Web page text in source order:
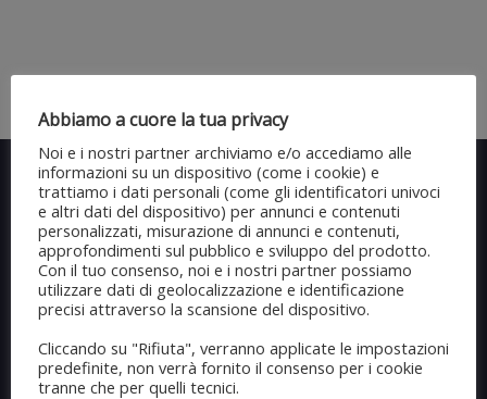
Abbiamo a cuore la tua privacy
Noi e i nostri partner archiviamo e/o accediamo alle
informazioni su un dispositivo (come i cookie) e
trattiamo i dati personali (come gli identificatori univoci
e altri dati del dispositivo) per annunci e contenuti
personalizzati, misurazione di annunci e contenuti,
approfondimenti sul pubblico e sviluppo del prodotto.
Con il tuo consenso, noi e i nostri partner possiamo
utilizzare dati di geolocalizzazione e identificazione
precisi attraverso la scansione del dispositivo.
Cliccando su "Rifiuta", verranno applicate le impostazioni
predefinite, non verrà fornito il consenso per i cookie
tranne che per quelli tecnici.